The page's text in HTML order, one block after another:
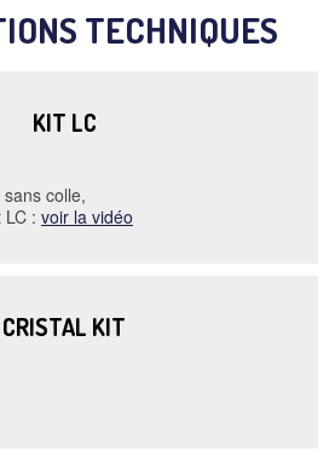
TECHNIQUES
KIT LC
sans colle,
: voir la vidéo
CRISTAL KIT